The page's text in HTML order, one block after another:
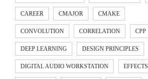
CAREER CMAJOR CMAKE
CONVOLUTION CORRELATION CPP
DEEP LEARNING DESIGN PRINCIPLES
DIGITAL AUDIO WORKSTATION EFFECTS